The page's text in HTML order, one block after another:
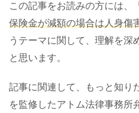
この記事をお読みの方には、「
保険金が減額の場合は人身傷
うテーマに関して、理解を深
と思います。
記事に関連して、もっと知り
を監修したアトム法律事務所